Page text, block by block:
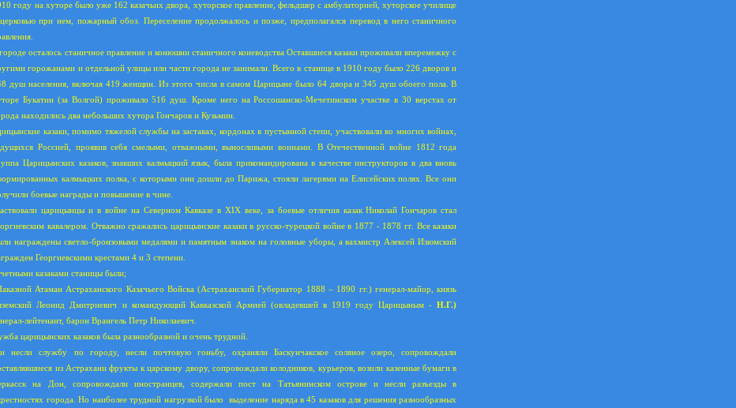
году на хуторе было уже 162 казачьих двора, хуторское правление, фельдшер с амбулаторией, хуторское училище
при нем, пожарный обоз. Переселение продолжалось и позже, предполагался перевод в него станичного
осталось станичное правление и конюшни станичного коневодства Оставшиеся казаки проживали вперемежку с
горожанами и отдельной улицы или части города не занимали. Всего в станице в 1910 году было 226 дворов и
душ населения, включая 419 женщин. Из этого числа в самом Царицыне было 64 двора и 345 душ обоего пола. В
Букатин (за Волгой) проживало 516 душ. Кроме него на Россошанско-Мечетинском участке в 30 верстах от
находились два небольших хутора Гончаров и Кузьмин.
казаки, помимо тяжелой службы на заставах, кордонах в пустынной степи, участвовали во многих войнах,
Россией, проявив себя смелыми, отважными, выносливыми воинами. В Отечественной войне 1812 года
Царицынских казаков, знавших калмыцкий язык, была прикомандирована в качестве инструкторов в два вновь
калмыцких полка, с которыми они дошли до Парижа, стояли лагерями на Елисейских полях. Все они
боевые награды и повышение в чине.
царицынцы и в войне на Северном Кавказе в XIX веке, за боевые отличия казак Николай Гончаров стал
кавалером. Отважно сражались царицынские казаки в русско-турецкой войне в 1877 - 1878 гг. Все казаки
награждены светло-бронзовыми медалями и памятным знаком на головные уборы, а вахмистр Алексей Изюмский
Георгиевскими крестами 4 и 3 степени.
казаками станицы были;
Атаман Астраханского Казачьего Войска (Астраханский Губернатор 1888 – 1890 гг.) генерал-майор, князь
Леонид Дмитриевич и командующий Кавказской Армией (овладевшей в 1919 году Царицыным -Н.Г.)
лейтенант, барон Врангель Петр Николаевич.
царицынских казаков была разнообразной и очень трудной.
несли службу по городу, несли почтовую гоньбу, охраняли Баскунчакское соляное озеро, сопровождали
из Астрахани фрукты к царскому двору, сопровождали колодников, курьеров, возили казенные бумаги в
на Дон, сопровождали иностранцев, содержали пост на Татьянинском острове и несли разъезды в
города. Но наиболее трудной нагрузкой было
выделение наряда в 45 казаков для решения разнообразных